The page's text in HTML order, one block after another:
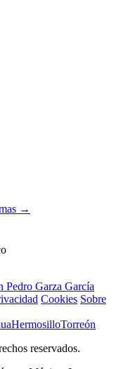
→
Pedro Garza García
Cookies Sobre
HermosilloTorreón
reservados.